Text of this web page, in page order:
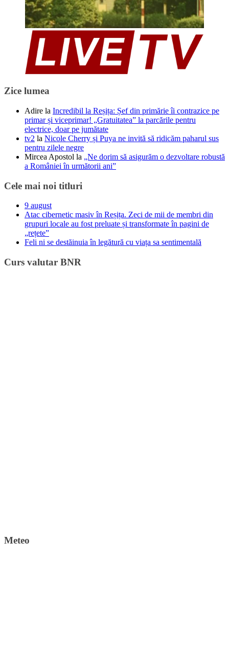
Zice lumea
Adire la Incredibil la Reșița: Șef din primărie îi contrazice pe
primar și viceprimar! „Gratuitatea” la parcările pentru
electrice, doar pe jumătate
tv2 la Nicole Cherry și Puya ne invită să ridicăm paharul sus
pentru zilele negre
Mircea Apostol la „Ne dorim să asigurăm o dezvoltare robustă
a României în următorii ani”
Cele mai noi titluri
9 august
Atac cibernetic masiv în Reșița. Zeci de mii de membri din
grupuri locale au fost preluate și transformate în pagini de
„rețete”
Feli ni se destăinuia în legătură cu viața sa sentimentală
Curs valutar BNR
Meteo